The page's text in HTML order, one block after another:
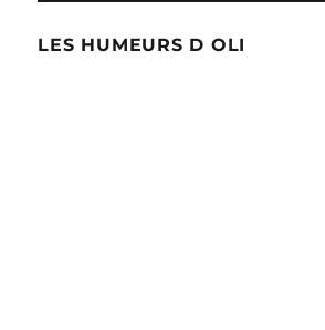
LES HUMEURS D OLI